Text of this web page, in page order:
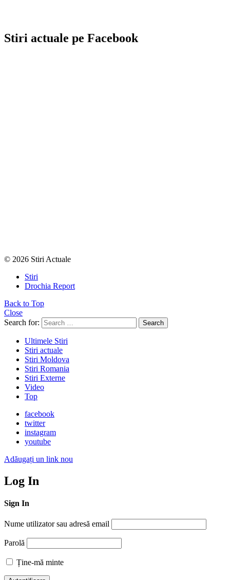
Stiri actuale pe Facebook
© 2026 Stiri Actuale
Stiri
Drochia Report
Back to Top
Close
Search for:
Search
Ultimele Stiri
Stiri actuale
Stiri Moldova
Stiri Romania
Stiri Externe
Video
Top
facebook
twitter
instagram
youtube
Adăugați un link nou
Log In
Sign In
Nume utilizator sau adresă email
Parolă
Ține-mă minte